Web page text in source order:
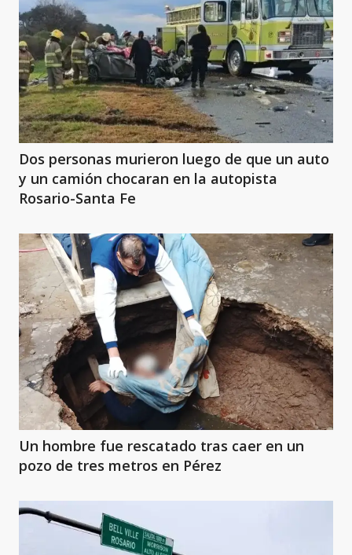
Dos personas murieron luego de que un auto
y un camión chocaran en la autopista
Rosario-Santa Fe
Un hombre fue rescatado tras caer en un
pozo de tres metros en Pérez